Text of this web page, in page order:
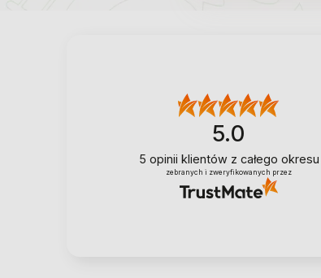
5.0
5 opinii klientów z całego okresu
zebranych i zweryfikowanych przez